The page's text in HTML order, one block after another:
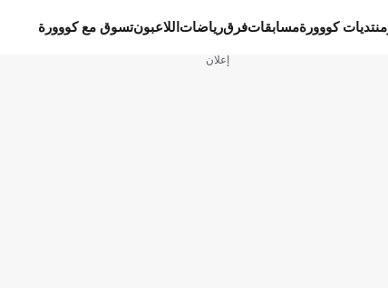
منتديات كووورةمسابقاتفرقرياضات اللاعبونتسوق مع كووورة
إعلان